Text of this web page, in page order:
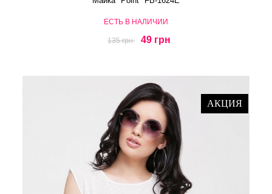
ЕСТЬ В НАЛИЧИИ
135 грн 49 грн
АКЦИЯ